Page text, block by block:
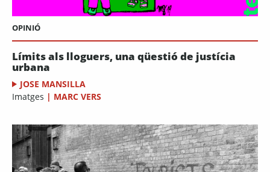
OPINIÓ
Límits als lloguers, una qüestió de justícia
urbana
JOSE MANSILLA
Imatges | MARC VERS